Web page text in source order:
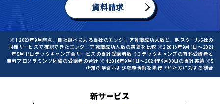
資料請求
※1 2023年9月時点、自社調べによる当社のエンジニア転職成功人数と、他スクール5社の
同種サービスで確認できたエンジニア転職成功人数の実績を比較 ※2 2016年9月1日〜2021
年5月14日テックキャンプ全サービスの累計受講者数 ※3 テックキャンプの有料受講者と
無料プログラミング体験の受講者の合計 ※4 2016年9月1日〜2024年9月30日の累計実績 ※5
所定の学習および転職活動を履行された方に対する割合